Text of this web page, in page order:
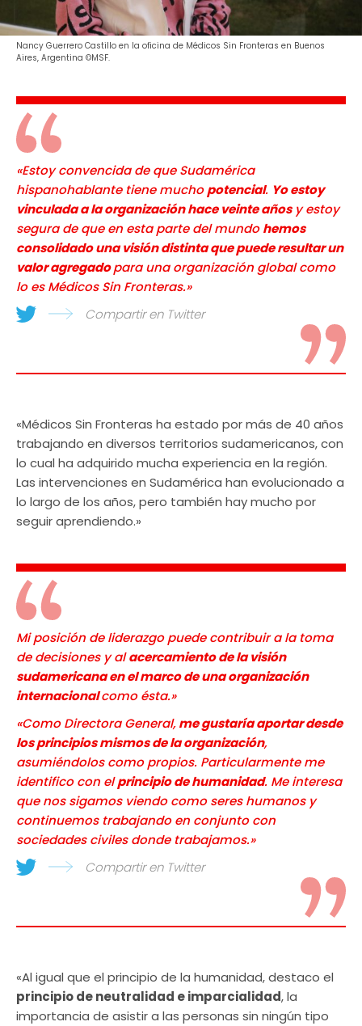
Nancy Guerrero Castillo en la oficina de Médicos Sin Fronteras en Buenos
Aires, Argentina ©MSF.
«Estoy convencida de que Sudamérica
hispanohablante tiene muchopotencial. Yo estoy
vinculada a la organización hace veinte añosy estoy
segura de que en esta parte del mundohemos
consolidado una visión distinta que puede resultar un
valor agregadopara una organización global como
lo es Médicos Sin Fronteras.»
Compartir en Twitter
«Médicos Sin Fronteras ha estado por más de 40 años
trabajando en diversos territorios sudamericanos, con
lo cual ha adquirido mucha experiencia en la región.
Las intervenciones en Sudamérica han evolucionado a
lo largo de los años, pero también hay mucho por
seguir aprendiendo.»
Mi posición de liderazgo puede contribuir a la toma
de decisiones y alacercamiento de la visión
sudamericana en el marco de una organización
internacionalcomo ésta.»
«Como Directora General,me gustaría aportar desde
los principios mismos de la organización,
asumiéndolos como propios. Particularmente me
identifico con elprincipio de humanidad. Me interesa
que nos sigamos viendo como seres humanos y
continuemos trabajando en conjunto con
sociedades civiles donde trabajamos.»
Compartir en Twitter
«Al igual que el principio de la humanidad, destaco el
principio de neutralidad e imparcialidad, la
importancia de asistir a las personas sin ningún tipo